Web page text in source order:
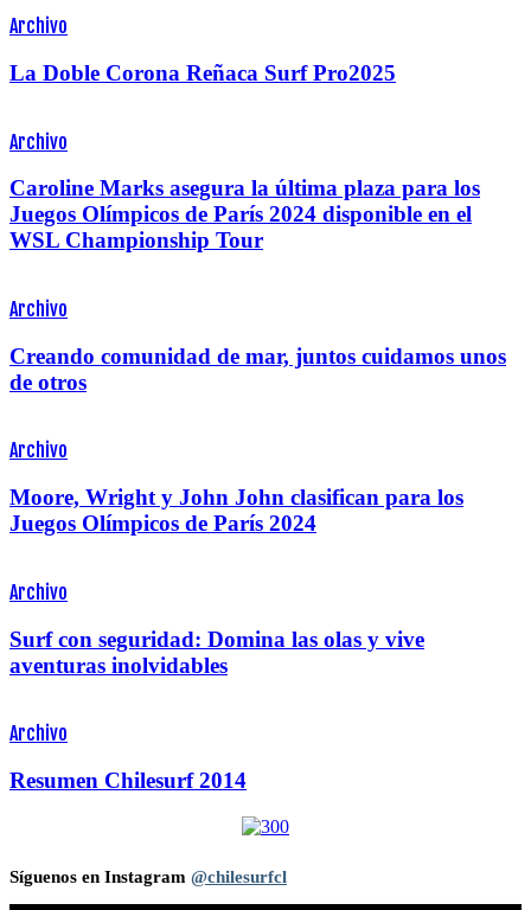
Archivo
La Doble Corona Reñaca Surf Pro2025
Archivo
Caroline Marks asegura la última plaza para los
Juegos Olímpicos de París 2024 disponible en el
WSL Championship Tour
Archivo
Creando comunidad de mar, juntos cuidamos unos
de otros
Archivo
Moore, Wright y John John clasifican para los
Juegos Olímpicos de París 2024
Archivo
Surf con seguridad: Domina las olas y vive
aventuras inolvidables
Archivo
Resumen Chilesurf 2014
Síguenos en Instagram @chilesurfcl